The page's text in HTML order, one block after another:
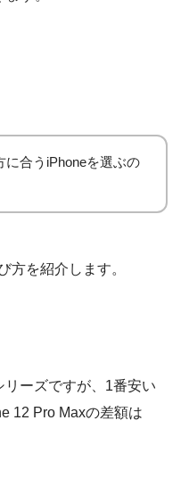
合うiPhoneを選ぶの
方を紹介します。
ーズですが、1番安い
12 Pro Maxの差額は